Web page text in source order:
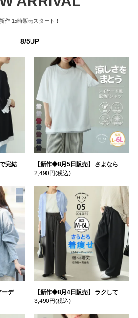
新作 15時販売スタート！
8/5UP
らハッピーマリリン
【新作◆8月5日販売】 さよなら猛暑 涼しさを着る 遮熱 接触冷感 吸水・速乾 五分袖 コンフォートメッシュ 配色レイヤード 風ゆる Tシャツ | 大きいサイズの通販ならハッピーマリリン
2,490円(税込)
ピーマリリン
【新作◆8月4日販売】 ラクして高見え！ 着痩せ とろみ イージーパンツ | 大きいサイズの通販ならハッピーマリリン
3,490円(税込)